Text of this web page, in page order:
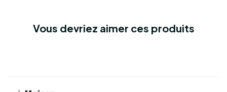
Vous devriez aimer ces produits